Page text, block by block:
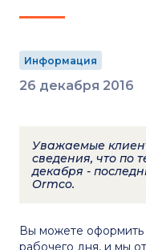
Информация
26 декабря 2016
Уважаемые
сведения, что по
декабря -
Ormco.
Вы можете оформить
рабочего дня, и мы